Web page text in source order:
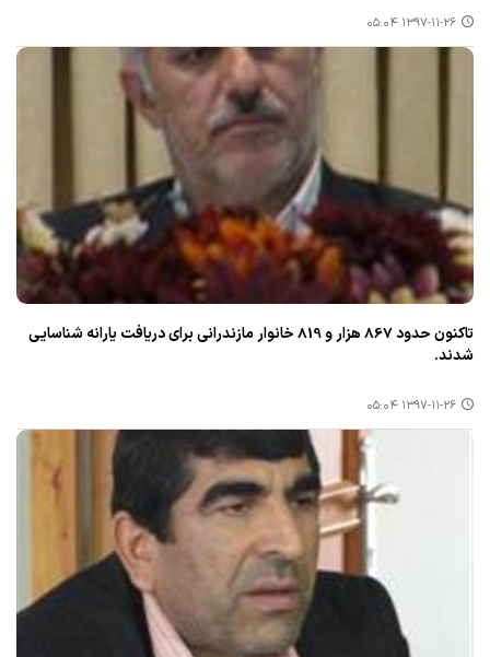
۱۳۹۷-۱۱-۲۶ ۰۵:۰۴
تاكنون حدود 867 هزار و 819 خانوار مازندرانی برای دریافت یارانه شناسایی
شدند.
۱۳۹۷-۱۱-۲۶ ۰۵:۰۴